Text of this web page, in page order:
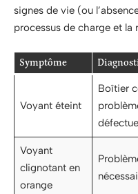
signes de vie (ou
processus de charge et
Symptôme
Voyant éteint
Boîtier
Voyant
clignotant en
orange